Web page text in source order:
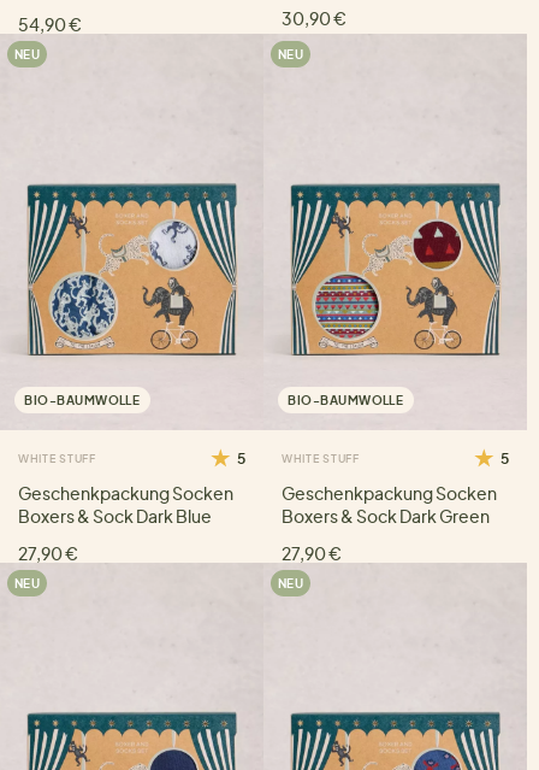
54,90 €
30,90 €
NEU
BIO-BAUMWOLLE
WHITE STUFF 5
Geschenkpackung Socken
Boxers & Sock Dark Blue
27,90 €
NEU
BIO-BAUMWOLLE
WHITE STUFF 5
Geschenkpackung Socken
Boxers & Sock Dark Green
27,90 €
NEU NEU